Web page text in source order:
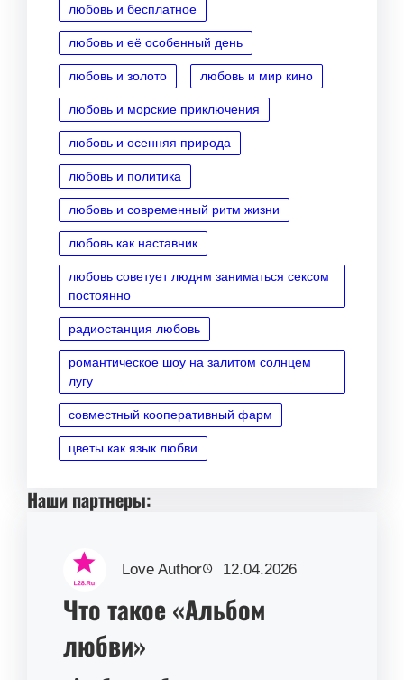
любовь и бесплатное
любовь и её особенный день
любовь и золото любовь и мир кино
любовь и морские приключения
любовь и осенняя природа
любовь и политика
любовь и современный ритм жизни
любовь как наставник
любовь советует людям заниматься сексом
постоянно
радиостанция любовь
романтическое шоу на залитом солнцем
лугу
совместный кооперативный фарм
цветы как язык любви
Наши партнеры:
Love Author 12.04.2026
Что такое «Альбом
любви»